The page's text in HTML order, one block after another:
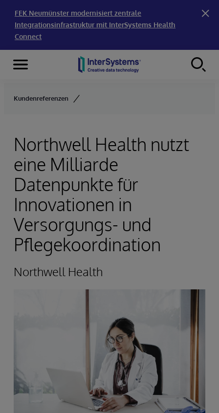
FEK Neumünster modernisiert zentrale
Integrationsinfrastruktur mit InterSystems Health
Connect
Skip to content
Menu
Kundenreferenzen
Northwell Health nutzt
eine Milliarde
Datenpunkte für
Innovationen in
Versorgungs- und
Pflegekoordination
Northwell Health